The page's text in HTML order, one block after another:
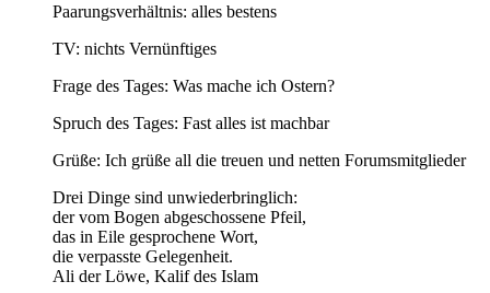
Paarungsverhältnis: alles bestens
TV: nichts Vernünftiges
Frage des Tages: Was mache ich Ostern?
Spruch des Tages: Fast alles ist machbar
Grüße: Ich grüße all die treuen und netten Forumsmitglieder
Drei Dinge sind unwiederbringlich:
der vom Bogen abgeschossene Pfeil,
das in Eile gesprochene Wort,
die verpasste Gelegenheit.
Ali der Löwe, Kalif des Islam